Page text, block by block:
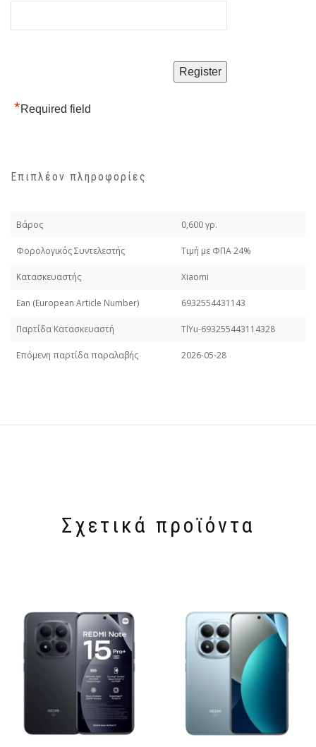
*Required field
Επιπλέον πληροφορίες
Βάρος 0,600 γρ.
Φορολογικός Συντελεστής Τιμή με ΦΠΑ 24%
Κατασκευαστής Xiaomi
Εan (European Article Number) 6932554431143
Παρτίδα Κατασκευαστή TlYu-693255443114328
Επόμενη παρτίδα παραλαβής 2026-05-28
Σχετικά προϊόντα